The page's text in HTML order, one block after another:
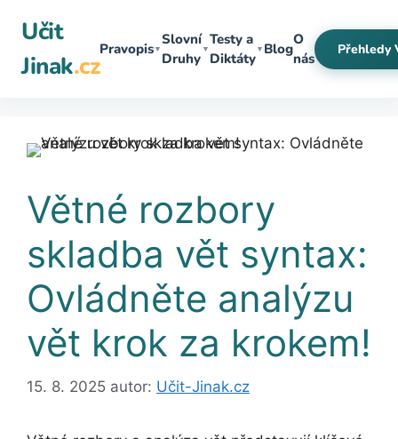
obsah
Učit
Jinak.cz
Pravopis▼
Slovní
Druhy
▼
Testy a
Diktáty
▼ Blog
O
nás
Přehledy
Větné rozbory
skladba vět syntax:
Ovládněte analýzu
vět krok za krokem!
15. 8. 2025 autor: Učit-Jinak.cz